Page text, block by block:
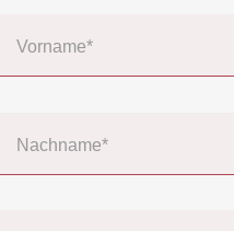
Vorname*
Nachname*